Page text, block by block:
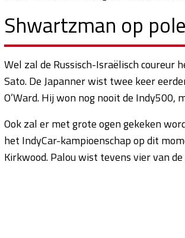
Shwartzman op
Wel zal de Russisch-Israëlisch coureur
Sato. De Japanner wist twee keer
O’Ward. Hij won nog nooit de
Ook zal er met grote ogen gekeken
het IndyCar-kampioenschap op dit
Kirkwood. Palou wist tevens vier van